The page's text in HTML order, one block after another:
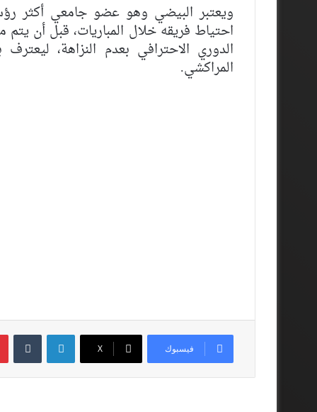
ويعتبر البيضي وهو عضو جامعي أكثر
احتياط فريقه خلال المباريات، قبل أن
الدوري الاحترافي بعدم النزاهة،
المراكشي.
فيسبوك ‫X
لينكدإن